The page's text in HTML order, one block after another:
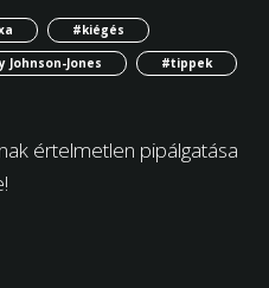
#kiégés
Johnson-Jones
#tippek
értelmetlen pipálgatása